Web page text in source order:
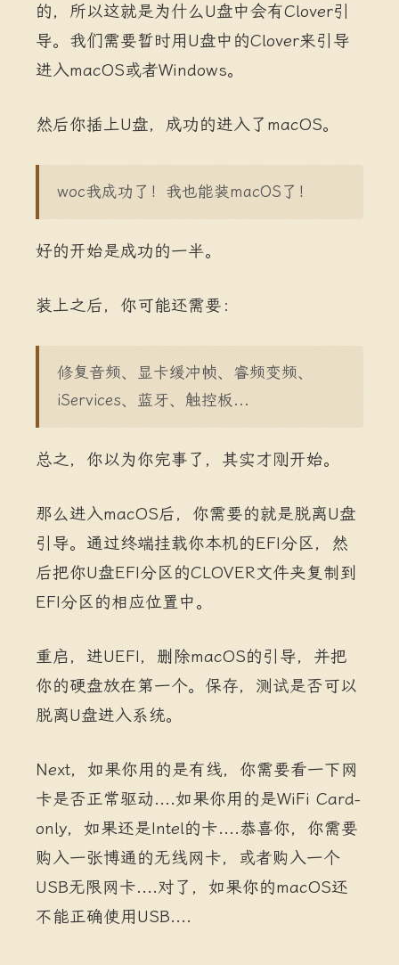
的，所以这就是为什么U盘中会有Clover引
导。我们需要暂时用U盘中的Clover来引导
进入macOS或者Windows。
然后你插上U盘，成功的进入了macOS。
woc我成功了！我也能装macOS了！
好的开始是成功的一半。
装上之后，你可能还需要：
修复音频、显卡缓冲帧、睿频变频、
iServices、蓝牙、触控板...
总之，你以为你完事了，其实才刚开始。
那么进入macOS后，你需要的就是脱离U盘
引导。通过终端挂载你本机的EFI分区，然
后把你U盘EFI分区的CLOVER文件夹复制到
EFI分区的相应位置中。
重启，进UEFI，删除macOS的引导，并把
你的硬盘放在第一个。保存，测试是否可以
脱离U盘进入系统。
Next，如果你用的是有线，你需要看一下网
卡是否正常驱动....如果你用的是WiFi Card-
only，如果还是Intel的卡....恭喜你，你需要
购入一张博通的无线网卡，或者购入一个
USB无限网卡....对了，如果你的macOS还
不能正确使用USB....